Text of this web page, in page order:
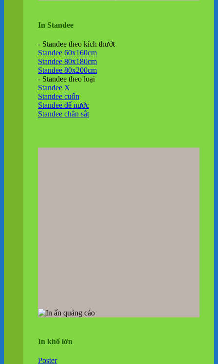
In Standee
- Standee theo kích thướt
Standee 60x160cm
Standee 80x180cm
Standee 80x200cm
- Standee theo loại
Standee X
Standee cuốn
Standee đế nước
Standee chân sắt
In khổ lớn
Poster